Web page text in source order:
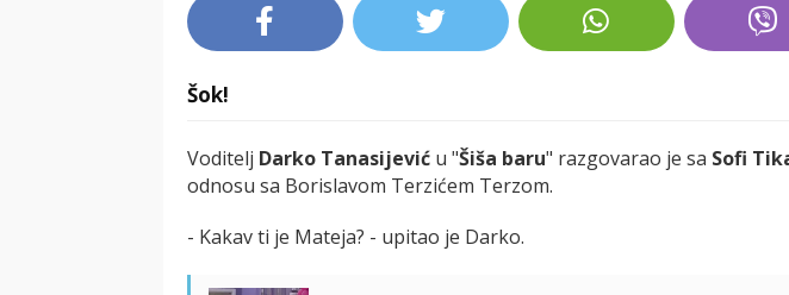
Šok!
Voditelj Darko Tanasijević u "Šiša baru" razgovarao je sa Sofi
odnosu sa Borislavom Terzićem Terzom.
- Kakav ti je Mateja? - upitao je Darko.